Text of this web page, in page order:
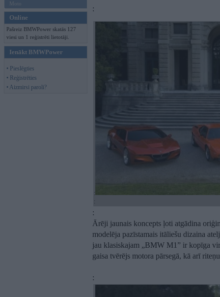
Moto
Online
Pašreiz BMWPower skatās 127
viesi un 1 reģistrēti lietotāji.
Ienākt BMWPower
• Pieslēgties
• Reģistrēties
• Aizmirsi paroli?
:
:
:
:
Ārēji jaunais koncepts ļoti atgādina
modelēja pazīstamais itāliešu dizaina
jau klasiskajam „BMW M1” ir kopīga
gaisa tvērējs motora pārsegā, kā arī
: